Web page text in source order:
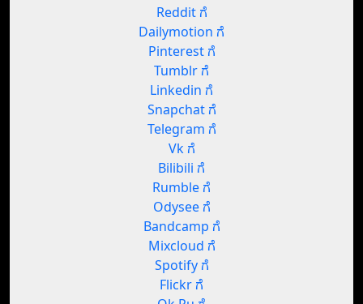
Reddit ಗೆ
Dailymotion ಗೆ
Pinterest ಗೆ
Tumblr ಗೆ
Linkedin ಗೆ
Snapchat ಗೆ
Telegram ಗೆ
Vk ಗೆ
Bilibili ಗೆ
Rumble ಗೆ
Odysee ಗೆ
Bandcamp ಗೆ
Mixcloud ಗೆ
Spotify ಗೆ
Flickr ಗೆ